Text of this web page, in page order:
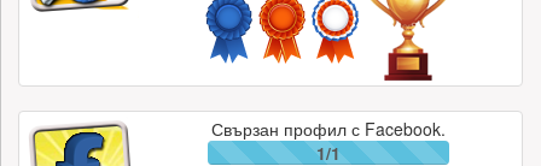
Свързан профил с Facebook.
1/1